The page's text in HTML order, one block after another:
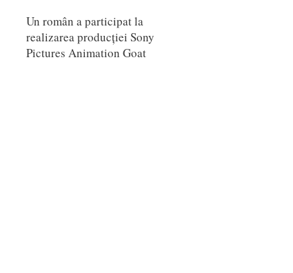
Un român a participat la
realizarea producției Sony
Pictures Animation Goat